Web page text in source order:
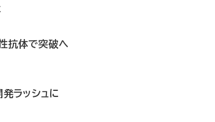
性抗体で突破へ
発ラッシュに